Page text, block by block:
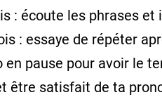
: écoute les phrases et
: essaye de répéter
pause pour avoir le
être satisfait de ta